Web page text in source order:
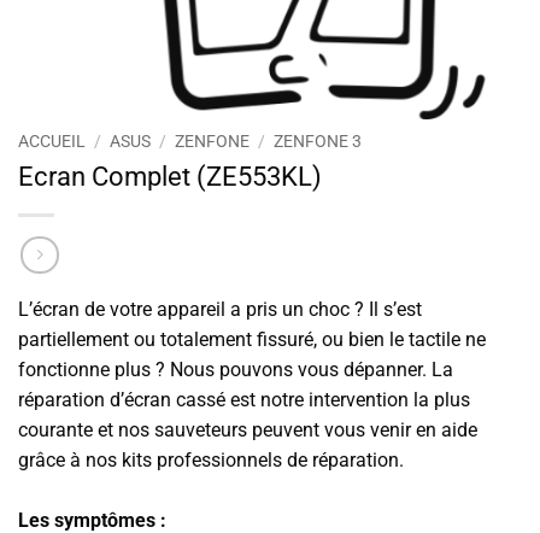
ACCUEIL / ASUS / ZENFONE / ZENFONE 3
Ecran Complet (ZE553KL)
L’écran de votre appareil a pris un choc ? Il s’est
partiellement ou totalement fissuré, ou bien le tactile ne
fonctionne plus ? Nous pouvons vous dépanner. La
réparation d’écran cassé est notre intervention la plus
courante et nos sauveteurs peuvent vous venir en aide
grâce à nos kits professionnels de réparation.
Les symptômes :